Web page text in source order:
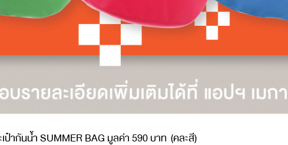
ป๋ากันน้ำSUMMER BAG มูลค่า590บาท (คละสี)